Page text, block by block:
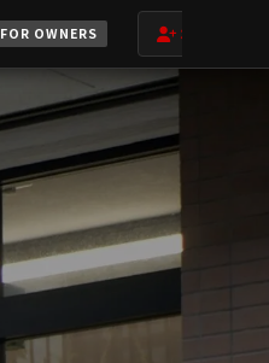
FOR OWNERS オーナー登